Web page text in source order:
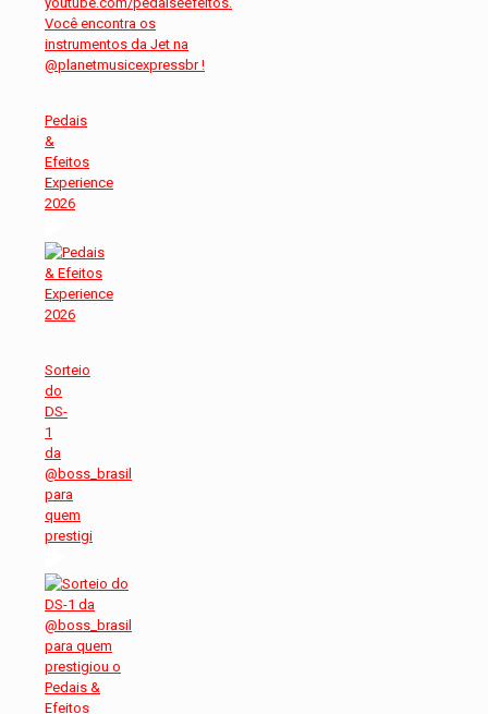
Pedais
&
Efeitos
Experience
2026
Sorteio
do
DS-
1
da
@boss_brasil
para
quem
prestigi